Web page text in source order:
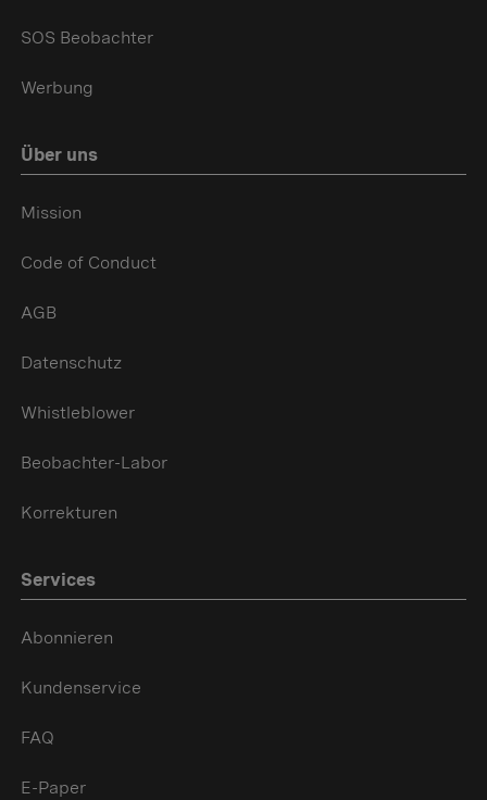
SOS Beobachter
Werbung
Über uns
Mission
Code of Conduct
AGB
Datenschutz
Whistleblower
Beobachter-Labor
Korrekturen
Services
Abonnieren
Kundenservice
FAQ
E-Paper